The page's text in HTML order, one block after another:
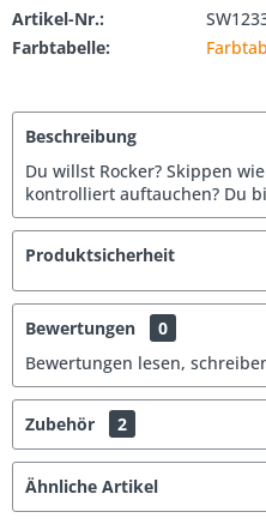
Artikel-Nr.:
Farbtabelle:
Beschreibung
Du willst Rocker? Skippen
kontrolliert auftauchen? Du
Produktsicherheit
Bewertungen
0
Bewertungen lesen,
Zubehör 2
Ähnliche Artikel